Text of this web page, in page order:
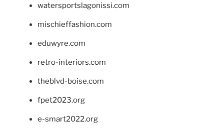
watersportslagonissi.com
mischieffashion.com
eduwyre.com
retro-interiors.com
theblvd-boise.com
fpet2023.org
e-smart2022.org